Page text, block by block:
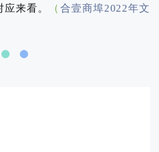
来看。
（ 合壹商埠2022年文